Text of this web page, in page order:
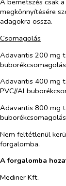
A bemetszés csak
megkönnyítésére
adagokra ossza.
Csomagolás
Adavantis 200 mg
Adavantis 400 mg
PVC//Al
Adavantis 800 mg
Nem feltétlenül
forgalomba.
A forgalomba
Mediner Kft.